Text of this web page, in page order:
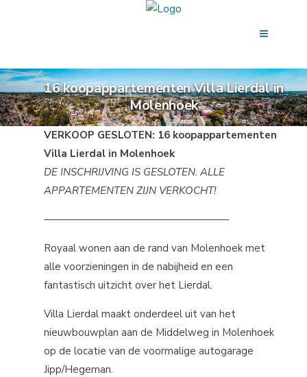
16 koopappartementen Villa Lierdal in
Molenhoek
VERKOOP GESLOTEN: 16 koopappartementen
Villa Lierdal in Molenhoek
DE INSCHRIJVING IS GESLOTEN. ALLE
APPARTEMENTEN ZIJN VERKOCHT!
——————————————————
Royaal wonen aan de rand van Molenhoek met
alle voorzieningen in de nabijheid en een
fantastisch uitzicht over het Lierdal.
Villa Lierdal maakt onderdeel uit van het
nieuwbouwplan aan de Middelweg in Molenhoek
op de locatie van de voormalige autogarage
Jipp/Hegeman.